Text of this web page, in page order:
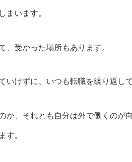
まいます。
、受かった場所もあります。
けずに、いつも転職を繰り返して
か、それとも自分は外で働くのが
す。